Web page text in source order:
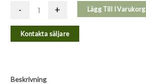
- + Lägg Till I Varukorg
Kontakta säljare
Beskrivning